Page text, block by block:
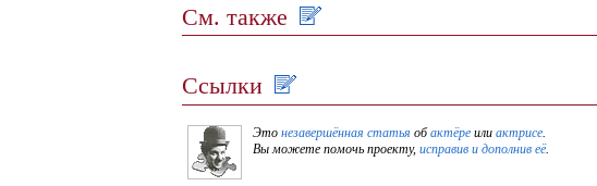
См. также
Ссылки
Это незавершённая статья обактёре или актрисе.
Вы можете помочь проекту, исправив и дополнив её.